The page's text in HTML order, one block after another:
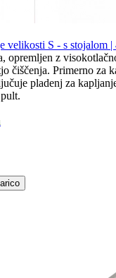
velikosti S - s stojalom |
opremljen z
čiščenja. Primerno za
pladenj za